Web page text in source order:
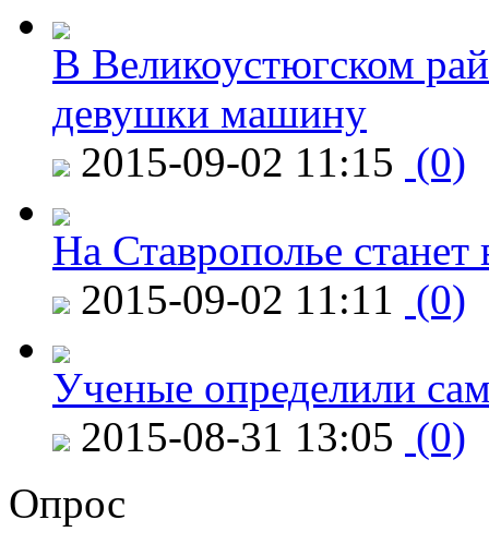
В Великоустюгском
девушки машину
2015-09-02 11:15 (0)
На Ставрополье
2015-09-02 11:11 (0)
Ученые определили
2015-08-31 13:05 (0)
Опрос